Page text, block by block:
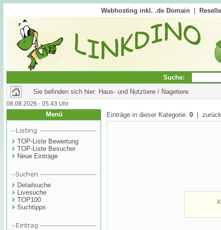
Webhosting inkl. .de Domain
Suche:
Sie befinden sich hier: Haus- und Nutztiere / Nagetiere
08.08.2026 - 05:43 Uhr
Menü
TOP-Liste Bewertung
TOP-Liste Besucher
Neue Einträge
Detailsuche
Livesuche
TOP100
Suchtipps
Einträge in dieser Kategorie: 0 |